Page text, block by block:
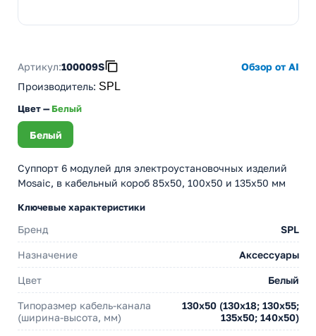
Артикул:100009S
Обзор от AI
Производитель: SPL
Цвет —Белый
Белый
Суппорт 6 модулей для электроустановочных изделий
Mosaic, в кабельный короб 85х50, 100х50 и 135х50 мм
Ключевые характеристики
Бренд SPL
Назначение Аксессуары
Цвет Белый
Типоразмер кабель-канала
(ширина-высота, мм)
130х50 (130х18; 130х55;
135х50; 140х50)